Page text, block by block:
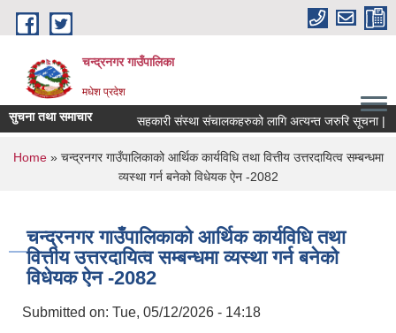
Skip to main content
चन्द्रनगर गाउँपालिका
मधेश प्रदेश
सुचना तथा समाचार सहकारी संस्था संचालकहरुको लागि अत्यन्त जरुरि सूचना |
You are here
Home» चन्द्रनगर गाउँपालिकाको आर्थिक कार्यविधि तथा वित्तीय उत्तरदायित्व सम्बन्धमा
व्यस्था गर्न बनेको विधेयक ऐन -2082
चन्द्रनगर गाउँपालिकाको आर्थिक कार्यविधि तथा
वित्तीय उत्तरदायित्व सम्बन्धमा व्यस्था गर्न बनेको
विधेयक ऐन -2082
Submitted on: Tue, 05/12/2026 - 14:18